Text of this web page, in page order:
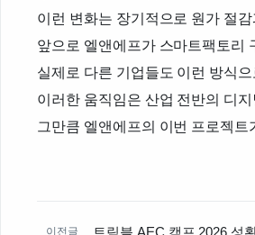
이런 변화는 장기적으로 원가 절
앞으로 엘앤에프가 스마트팩토리
실제로 다른 기업들도 이런 방식
이러한 움직임은 산업 전반의 디
그만큼 엘앤에프의 이번 프로젝
이전글 트림블 AEC 캠프 2026 성